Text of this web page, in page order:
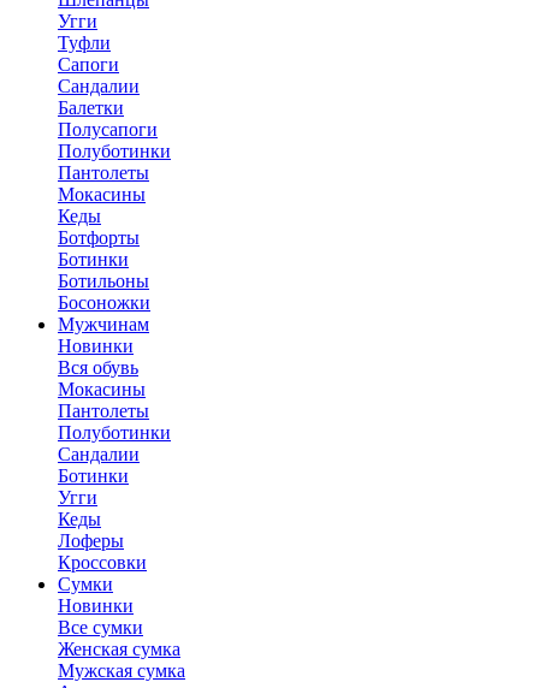
Угги
Туфли
Сапоги
Сандалии
Балетки
Полусапоги
Полуботинки
Пантолеты
Мокасины
Кеды
Ботфорты
Ботинки
Ботильоны
Босоножки
Мужчинам
Новинки
Вся обувь
Мокасины
Пантолеты
Полуботинки
Сандалии
Ботинки
Угги
Кеды
Лоферы
Кроссовки
Сумки
Новинки
Все сумки
Женская сумка
Мужская сумка